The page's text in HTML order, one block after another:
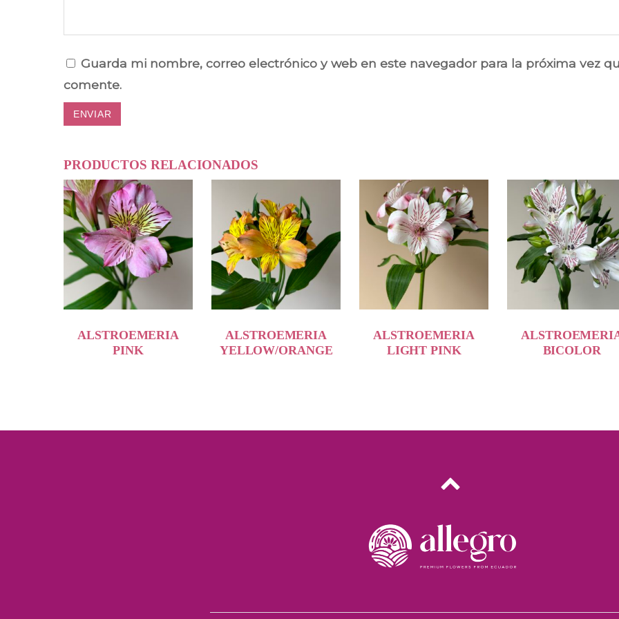
Guarda mi nombre, correo electrónico y web en este navegador para la próxima vez
comente.
PRODUCTOS RELACIONADOS
ALSTROEMERIA
PINK
ALSTROEMERIA
YELLOW/ORANGE
ALSTROEMERIA
LIGHT PINK
BICOLOR